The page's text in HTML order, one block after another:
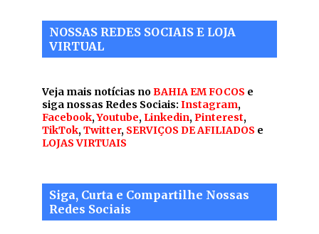
NOSSAS REDES SOCIAIS E LOJA
VIRTUAL
Veja mais notícias noBAHIA EM FOCOS e
siga nossas Redes Sociais: Instagram,
Facebook,Youtube, Linkedin,Pinterest,
TikTok,Twitter, SERVIÇOS DE AFILIADOS e
LOJAS VIRTUAIS
Siga, Curta e Compartilhe Nossas
Redes Sociais